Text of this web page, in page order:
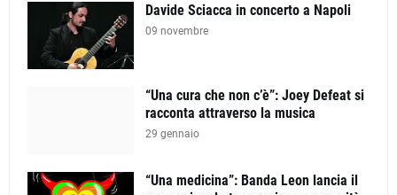
Davide Sciacca in concerto a Napoli
09 novembre
“Una cura che non c’è”: Joey Defeat si
racconta attraverso la musica
29 gennaio
“Una medicina”: Banda Leon lancia il